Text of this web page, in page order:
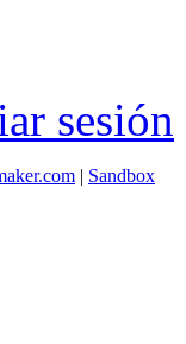
sesión
| Sandbox